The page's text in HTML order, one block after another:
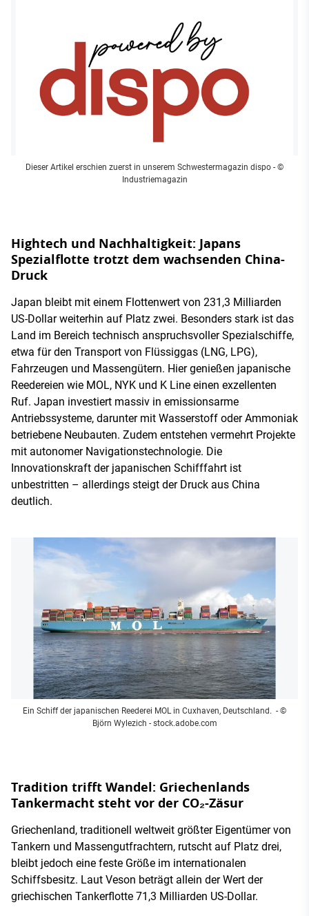
Dieser Artikel erschien zuerst in unserem Schwestermagazin dispo - ©
Industriemagazin
Hightech und Nachhaltigkeit: Japans
Spezialflotte trotzt dem wachsenden China-
Druck
Japan bleibt mit einem Flottenwert von 231,3 Milliarden
US-Dollar weiterhin auf Platz zwei. Besonders stark ist das
Land im Bereich technisch anspruchsvoller Spezialschiffe,
etwa für den Transport von Flüssiggas (LNG, LPG),
Fahrzeugen und Massengütern. Hier genießen japanische
Reedereien wie MOL, NYK und K Line einen exzellenten
Ruf. Japan investiert massiv in emissionsarme
Antriebssysteme, darunter mit Wasserstoff oder Ammoniak
betriebene Neubauten. Zudem entstehen vermehrt Projekte
mit autonomer Navigationstechnologie. Die
Innovationskraft der japanischen Schifffahrt ist
unbestritten – allerdings steigt der Druck aus China
deutlich.
Ein Schiff der japanischen Reederei MOL in Cuxhaven, Deutschland. - ©
Björn Wylezich - stock.adobe.com
Tradition trifft Wandel: Griechenlands
Tankermacht steht vor der CO₂-Zäsur
Griechenland, traditionell weltweit größter Eigentümer von
Tankern und Massengutfrachtern, rutscht auf Platz drei,
bleibt jedoch eine feste Größe im internationalen
Schiffsbesitz. Laut Veson beträgt allein der Wert der
griechischen Tankerflotte 71,3 Milliarden US-Dollar.